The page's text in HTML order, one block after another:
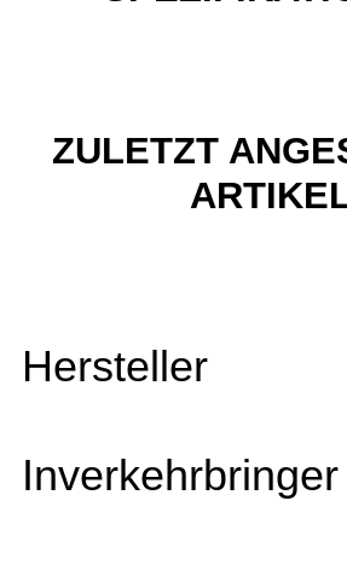
ZULETZT
Hersteller
Inverkehrbringer